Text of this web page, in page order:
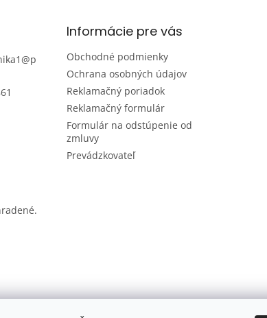
@p
Informácie pre vás
Obchodné podmienky
Ochrana osobných údajov
Reklamačný poriadok
Reklamačný formulár
Formulár na odstúpenie od
zmluvy
Prevádzkovateľ